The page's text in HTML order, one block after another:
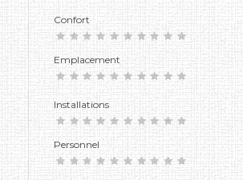
Confort
Emplacement
Installations
Personnel